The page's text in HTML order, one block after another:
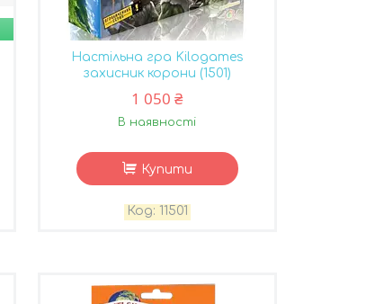
Настільна гра Kilogames
захисник корони (1501)
1 050 ₴
В наявності
Купити
11501